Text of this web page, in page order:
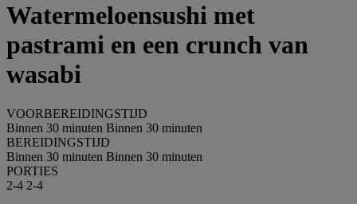
Watermeloensushi met
pastrami en een crunch van
wasabi
VOORBEREIDINGSTIJD
Binnen 30 minuten Binnen 30 minuten
BEREIDINGSTIJD
Binnen 30 minuten Binnen 30 minuten
PORTIES
2-4 2-4